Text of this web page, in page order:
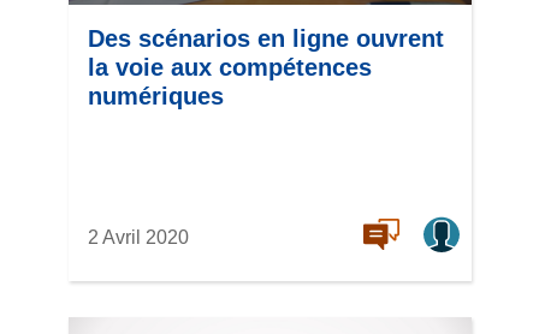
Des scénarios en ligne ouvrent
la voie aux compétences
numériques
2 Avril 2020